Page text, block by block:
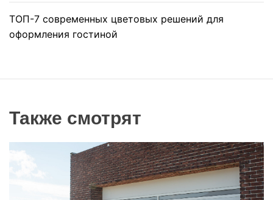
ТОП-7 современных цветовых решений для
оформления гостиной
Также смотрят